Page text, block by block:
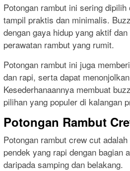
Potongan rambut ini sering
tampil praktis dan minimalis.
dengan gaya hidup yang aktif
perawatan rambut yang rumit.
Potongan rambut ini juga
dan rapi, serta dapat
Kesederhanaannya membuat
pilihan yang populer di kalangan
Potongan Rambut
Potongan rambut crew cut
pendek yang rapi dengan bagian
daripada samping dan belakang.